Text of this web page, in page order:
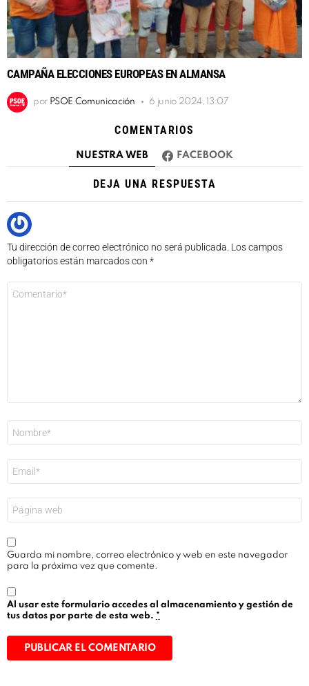
CAMPAÑA ELECCIONES EUROPEAS EN ALMANSA
por PSOE Comunicación 6 junio 2024, 13:07
COMENTARIOS
NUESTRA WEB FACEBOOK
DEJA UNA RESPUESTA
Tu dirección de correo electrónico no será publicada. Los campos
obligatorios están marcados con *
electrónico
*
Guarda mi nombre, correo electrónico y web en este navegador
para la próxima vez que comente.
Al usar este formulario accedes al almacenamiento y gestión de
tus datos por parte de esta web. *